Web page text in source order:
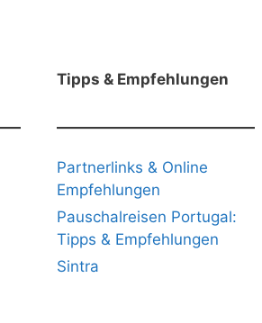
Tipps & Empfehlungen
Partnerlinks & Online
Empfehlungen
Pauschalreisen Portugal:
Tipps & Empfehlungen
Sintra